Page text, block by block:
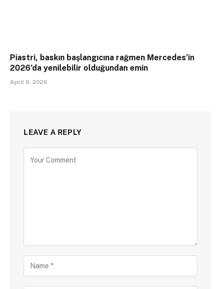
Piastri, baskın başlangıcına rağmen Mercedes’in
2026’da yenilebilir olduğundan emin
April 6, 2026
LEAVE A REPLY